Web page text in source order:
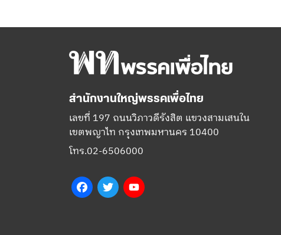
สำนักงานใหญ่พรรคเพื่อไทย
เลขที่ 197 ถนนวิภาวดีรังสิต แขวงสามเสนใน
เขตพญาไท กรุงเทพมหานคร 10400
โทร.02-6506000
FacebookTwitter